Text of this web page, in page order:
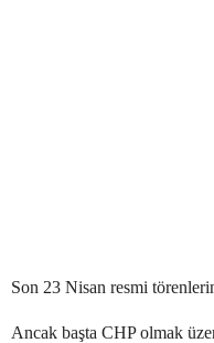
Son 23 Nisan resmi
Ancak başta CHP olmak